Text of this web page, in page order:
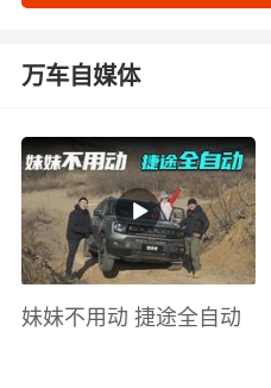
万车自媒体
妹妹不用动 捷途全自动